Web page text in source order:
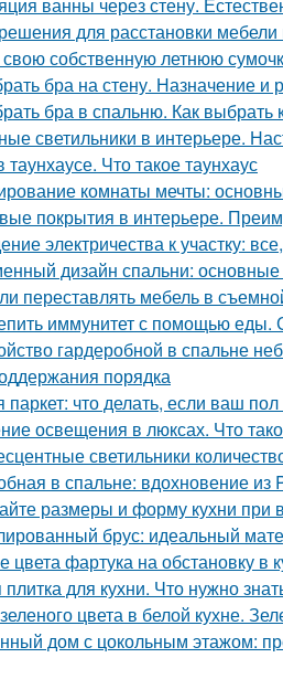
для расстановки мебели
собственную летнюю
бра на стену. Назначение и
бра в спальню. Как выбрать
светильники в интерьере.
Что такое таунхаус
комнаты мечты:
покрытия в интерьере.
электричества к участку:
дизайн спальни:
переставлять мебель в
иммунитет с помощью
гардеробной в спальне
порядка
паркет: что делать, если ваш
освещения в люксах. Что
светильники
в спальне: вдохновение из
размеры и форму кухни при
брус: идеальный
цвета фартука на обстановку в
для кухни. Что нужно
цвета в белой кухне.
дом с цокольным этажом: